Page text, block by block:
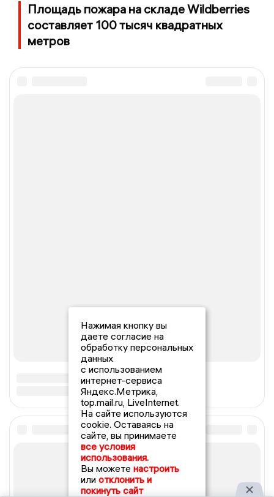
Площадь пожара на складе Wildberries
составляет 100 тысяч квадратных
метров
Нажимая кнопку вы
даете согласие на
обработку персональных
данных
с использованием
интернет-сервиса
Яндекс.Метрика,
top.mail.ru, LiveInternet.
На сайте используются
cookie. Оставаясь на
сайте, вы принимаете
все условия
использования.
Вы можете настроить
или отклонить и
покинуть сайт